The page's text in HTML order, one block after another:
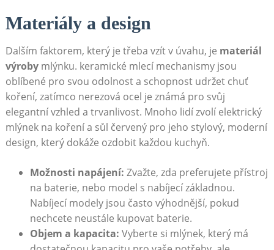
Materiály‍ a design
Dalším faktorem, ​který‌ je třeba vzít v úvahu, je materiál
výrobymlýnku. ⁢keramické mlecí mechanismy jsou
oblíbené pro svou odolnost⁤ a schopnost udržet chuť
koření, zatímco nerezová ocel je známá pro svůj
elegantní ‍vzhled⁤ a⁤ trvanlivost. Mnoho ⁣lidí zvolí elektrický
mlýnek na koření a sůl červený pro⁤ jeho stylový, moderní
design, který dokáže ozdobit každou ​kuchyň.
Možnosti ​napájení: ⁢Zvažte, zda preferujete přístroj
na baterie, nebo model s nabíjecí základnou.
Nabíjecí modely jsou ⁣často výhodnější, pokud⁣
nechcete neustále kupovat baterie.
Objem a⁤ kapacita: Vyberte si mlýnek, který má